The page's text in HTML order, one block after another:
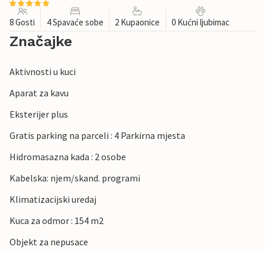
8 Gosti 4 Spavaće sobe 2 Kupaonice 0 Kućni ljubimac
Značajke
Aktivnosti u kuci
Aparat za kavu
Eksterijer plus
Gratis parking na parceli : 4 Parkirna mjesta
Hidromasazna kada : 2 osobe
Kabelska: njem/skand. programi
Klimatizacijski uredaj
Kuca za odmor : 154 m2
Objekt za nepusace